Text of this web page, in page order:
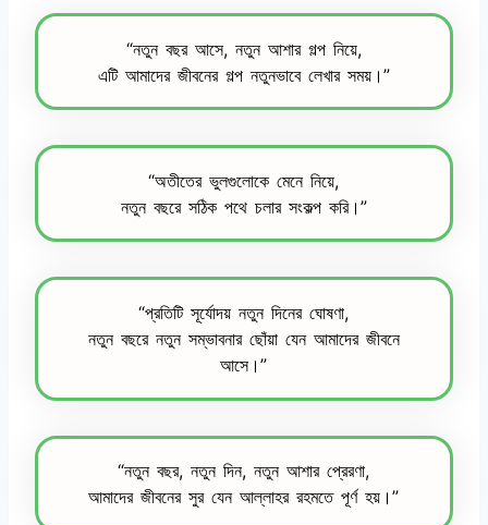
“নতুন বছর আসে, নতুন আশার গল্প নিয়ে,
এটি আমাদের জীবনের গল্প নতুনভাবে লেখার সময়।”
“অতীতের ভুলগুলোকে মেনে নিয়ে,
নতুন বছরে সঠিক পথে চলার সংকল্প করি।”
“প্রতিটি সূর্যোদয় নতুন দিনের ঘোষণা,
নতুন বছরে নতুন সম্ভাবনার ছোঁয়া যেন আমাদের জীবনে
আসে।”
“নতুন বছর, নতুন দিন, নতুন আশার প্রেরণা,
আমাদের জীবনের সুর যেন আল্লাহর রহমতে পূর্ণ হয়।”